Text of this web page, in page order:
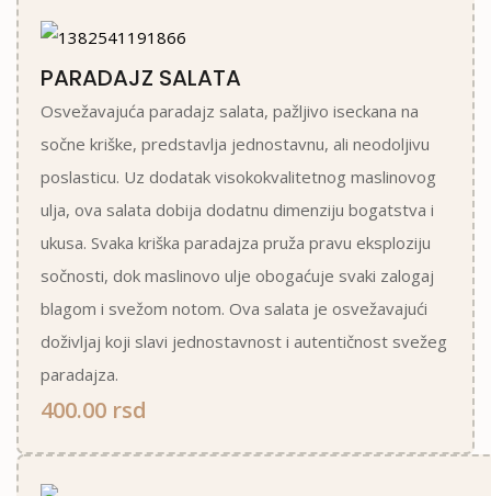
PARADAJZ SALATA
Osvežavajuća paradajz salata, pažljivo iseckana na
sočne kriške, predstavlja jednostavnu, ali neodoljivu
poslasticu. Uz dodatak visokokvalitetnog maslinovog
ulja, ova salata dobija dodatnu dimenziju bogatstva i
ukusa. Svaka kriška paradajza pruža pravu eksploziju
sočnosti, dok maslinovo ulje obogaćuje svaki zalogaj
blagom i svežom notom. Ova salata je osvežavajući
doživljaj koji slavi jednostavnost i autentičnost svežeg
paradajza.
400.00 rsd